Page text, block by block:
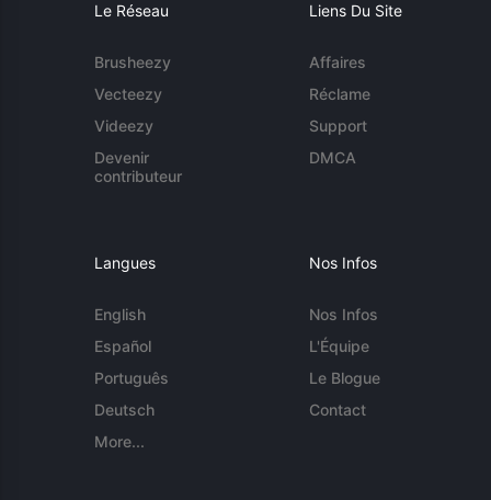
Le Réseau
Brusheezy
Vecteezy
Videezy
Devenir
contributeur
Liens Du Site
Affaires
Réclame
Support
DMCA
Langues
English
Español
Português
Deutsch
More...
Nos Infos
Nos Infos
L'Équipe
Le Blogue
Contact